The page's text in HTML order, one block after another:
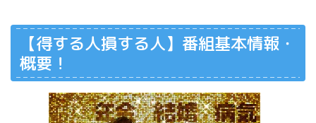
【得する人損する人】番組基本情報・
概要！